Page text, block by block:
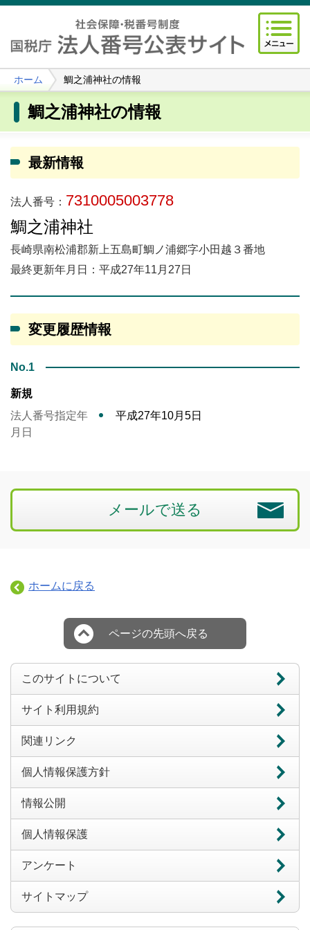
ホーム 鯛之浦神社の情報
鯛之浦神社の情報
最新情報
法人番号： 7310005003778
鯛之浦神社
長崎県南松浦郡新上五島町鯛ノ浦郷字小田越３番地
最終更新年月日：平成27年11月27日
変更履歴情報
No.1
新規
法人番号指定年
月日
平成27年10月5日
メールで送る
ホームに戻る
ページの先頭へ戻る
このサイトについて
サイト利用規約
関連リンク
個人情報保護方針
情報公開
個人情報保護
アンケート
サイトマップ